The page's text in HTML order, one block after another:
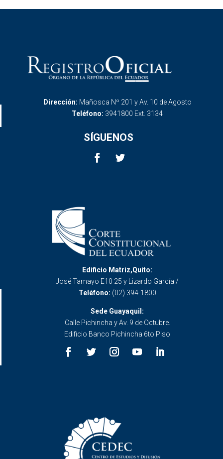
Dirección: Mañosca Nº 201 y Av. 10 de Agosto
Teléfono: 3941800 Ext. 3134
SÍGUENOS
Edificio Matriz,Quito:
José Tamayo E10 25 y Lizardo García /
Teléfono: (02) 394-1800
Sede Guayaquil:
Calle Pichincha y Av. 9 de Octubre.
Edificio Banco Pichincha 6to Piso